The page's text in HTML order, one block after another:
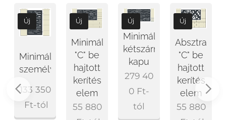
Minimál
személybejáró
Új
133 350
Ft-tól
Minimál
"C" be
hajtott
kerítés
elem
Új
55 880
Minimál
kétszárnyú
kapu
Új
279 40
0 Ft-
tól
Absztrakt
"C" be
hajtott
kerítés
elem
Új
55 880